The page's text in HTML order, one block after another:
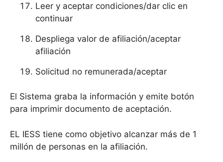
Leer y aceptar condiciones/dar clic en
continuar
Despliega valor de afiliación/aceptar
afiliación
Solicitud no remunerada/aceptar
El Sistema graba la información y emite botón
para imprimir documento de aceptación.
EL IESS tiene como objetivo alcanzar más de 1
millón de personas en la afiliación.